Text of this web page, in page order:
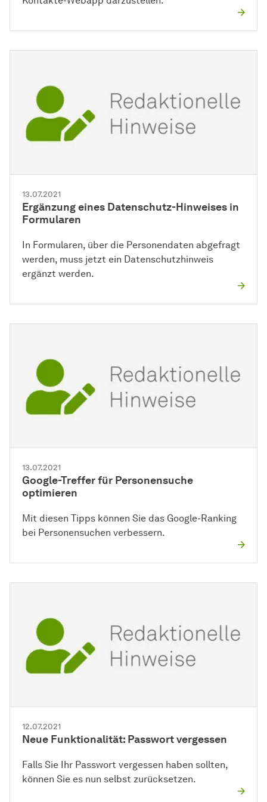
13.07.2021
Ergänzung eines Datenschutz-Hinweises in
Formularen
In Formularen, über die Personendaten abgefragt
werden, muss jetzt ein Datenschutzhinweis
ergänzt werden.
13.07.2021
Google-Treffer für Personensuche
optimieren
Mit diesen Tipps können Sie das Google-Ranking
bei Personensuchen verbessern.
12.07.2021
Neue Funktionalität: Passwort vergessen
Falls Sie Ihr Passwort vergessen haben sollten,
können Sie es nun selbst zurücksetzen.